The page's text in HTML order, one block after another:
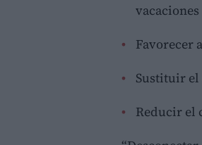
vacaciones
Favorecer
Sustituir
Reducir el